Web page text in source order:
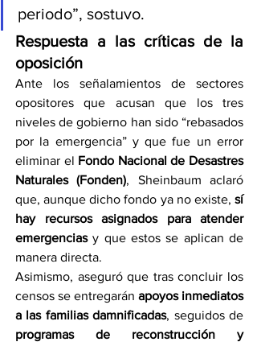
periodo”, sostuvo.
Respuesta a las críticas de la
oposición
Ante los señalamientos de sectores
opositores que acusan que los tres
niveles de gobierno han sido “rebasados
por la emergencia” y que fue un error
eliminar el Fondo Nacional de Desastres
Naturales (Fonden), Sheinbaum aclaró
que, aunque dicho fondo ya no existe, sí
hay recursos asignados para atender
emergencias y que estos se aplican de
manera directa.
Asimismo, aseguró que tras concluir los
censos se entregarán apoyos inmediatos
a las familias damnificadas
programas de reconstrucción y